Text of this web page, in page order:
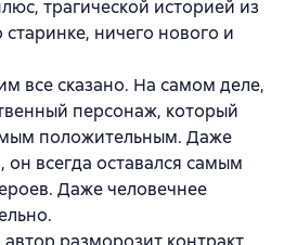
трагической историей из
старинке, ничего нового и
все сказано. На самом деле,
персонаж, который
положительным. Даже
всегда оставался самым
Даже человечнее